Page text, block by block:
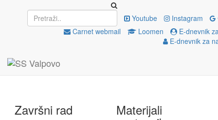
Youtube Instagram
Carnet webmail
Loomen
E-dnevnik
E-dnevnik za
Upisi EU projekti
e-Škole
Završni rad Materijali